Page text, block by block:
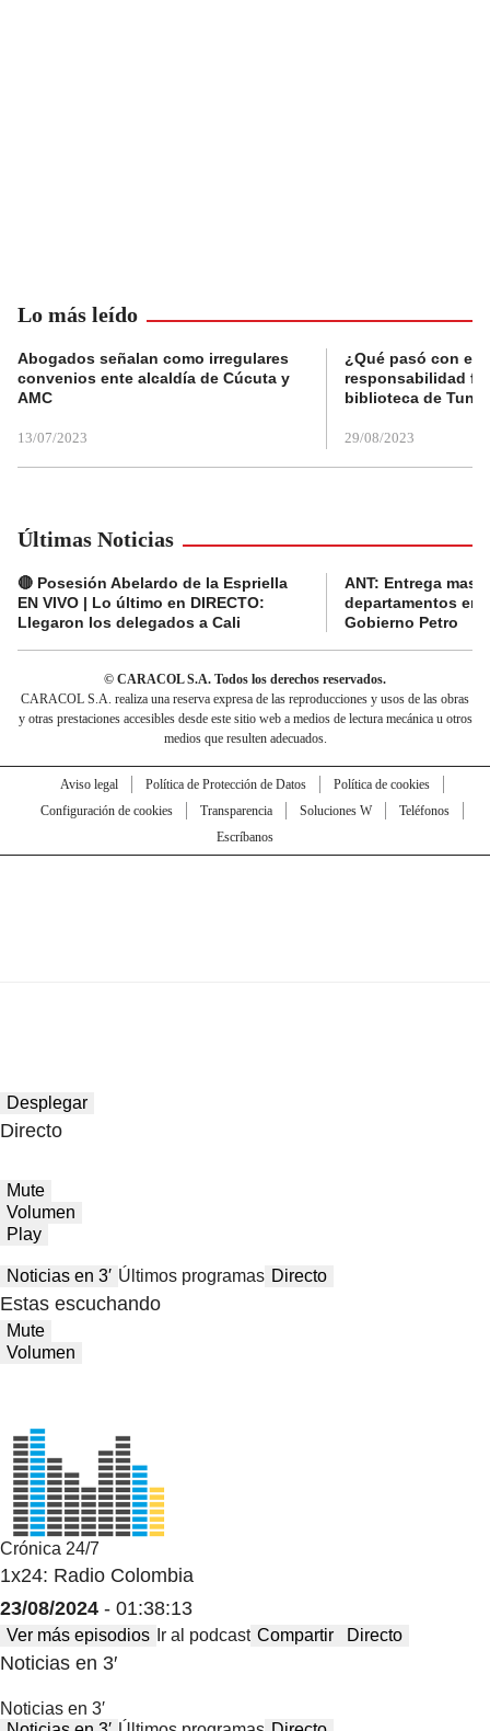
Lo más leído
Abogados señalan como irregulares
convenios ente alcaldía de Cúcuta y
AMC
13/07/2023
¿Qué pasó con el
responsabilidad
biblioteca de
29/08/2023
Últimas Noticias
🔴 Posesión Abelardo de la Espriella
EN VIVO | Lo último en DIRECTO:
Llegaron los delegados a Cali
ANT: Entrega
departamentos en
Gobierno Petro
© CARACOL S.A. Todos los derechos reservados.
CARACOL S.A. realiza una reserva expresa de las reproducciones y usos de las obras
y otras prestaciones accesibles desde este sitio web a medios de lectura mecánica u otros
medios que resulten adecuados.
Aviso legal Política de Protección de Datos
Política de cookies
Configuración de cookies
Transparencia Soluciones W
Teléfonos
Escríbanos
Desplegar
Directo
Mute
Volumen
Play
Noticias en 3′ Últimos programas Directo
Estas escuchando
Mute
Volumen
Crónica 24/7
1x24: Radio Colombia
23/08/2024 - 01:38:13
Ver más episodios Ir al podcast Compartir Directo
Noticias en 3′
Noticias en 3′